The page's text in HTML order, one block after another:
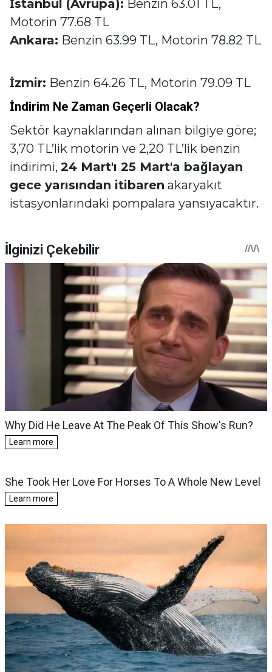
İstanbul (Avrupa): Benzin 63.01 TL,
Motorin 77.68 TL
Ankara: Benzin 63.99 TL, Motorin 78.82 TL
İzmir: Benzin 64.26 TL, Motorin 79.09 TL
İndirim Ne Zaman Geçerli Olacak?
Sektör kaynaklarından alınan bilgiye göre;
3,70 TL’lik motorin ve 2,20 TL’lik benzin
indirimi, 24 Mart'ı 25 Mart'a bağlayan
gece yarısından itibaren akaryakıt
istasyonlarındaki pompalara yansıyacaktır.